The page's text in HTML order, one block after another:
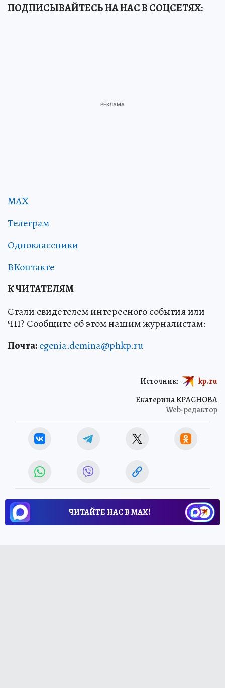
ПОДПИСЫВАЙТЕСЬ НА НАС В СОЦСЕТЯХ:
MAX
Телеграм
Одноклассники
ВКонтакте
К ЧИТАТЕЛЯМ
Стали свидетелем интересного события или
ЧП? Сообщите об этом нашим журналистам:
Почта:egenia.demina@phkp.ru
Екатерина КРАСНОВА
Web-редактор
Источник: kp.ru
ЧИТАЙТЕ НАС В МАХ!